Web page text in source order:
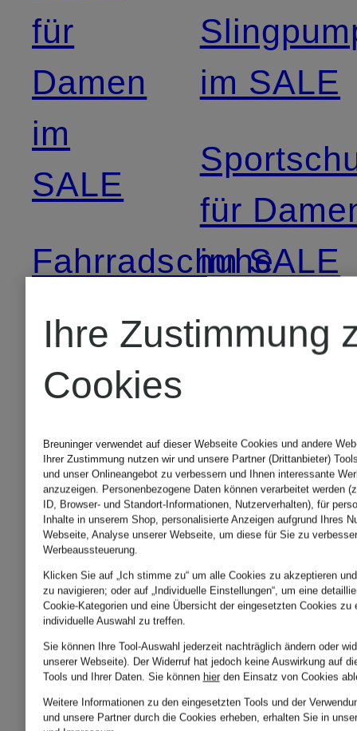
für
Damen
im
SALE
Fahrradschuhe
für Damen im
SALE
Fitnessschuhe
für Damen im
SALE
High
Sneaker
für
im SALE
für
im SALE
im SALE
für
SALE
Weiße
Ihre Zustimmung
Cookies
Breuninger verwendet auf dieser Webseite Cookies und andere
Ihrer Zustimmung nutzen wir und unsere Partner (Drittanbieter)
und unser Onlineangebot zu verbessern und Ihnen interessante
anzuzeigen. Personenbezogene Daten können verarbeitet werden
ID, Browser- und Standort-Informationen, Nutzerverhalten), für
Inhalte in unserem Shop, personalisierte Anzeigen aufgrund Ihres
Webseite, Analyse unserer Webseite, um diese für Sie zu
Werbeaussteuerung.
Klicken Sie auf „Ich stimme zu“ um alle Cookies zu akzeptieren
zu navigieren; oder auf „Individuelle Einstellungen“, um eine
Cookie-Kategorien und eine Übersicht der eingesetzten Cookies zu
individuelle Auswahl zu treffen.
Sie können Ihre Tool-Auswahl jederzeit nachträglich ändern oder
unserer Webseite). Der Widerruf hat jedoch keine Auswirkung auf
Tools und Ihrer Daten. Sie können hierden Einsatz von Cookies
Weitere Informationen zu den eingesetzten Tools und der
und unsere Partner durch die Cookies erheben, erhalten Sie in